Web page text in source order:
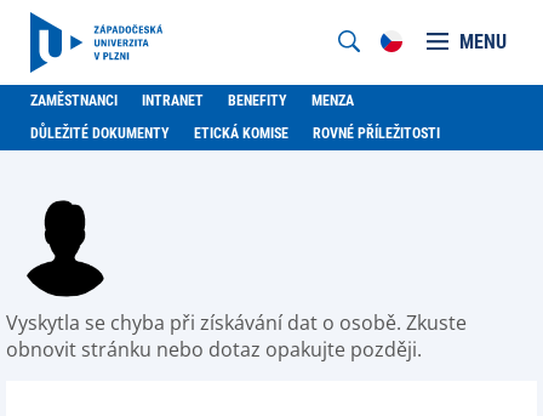
MENU
ZAMĚSTNANCI INTRANET BENEFITY
MENZA
DŮLEŽITÉ DOKUMENTY
ETICKÁ KOMISE ROVNÉ PŘÍLEŽITOSTI
Vyskytla se chyba při získávání dat o osobě. Zkuste
obnovit stránku nebo dotaz opakujte později.